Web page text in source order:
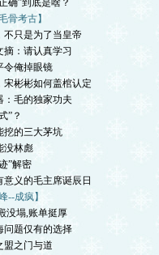
确”到底是啥？
骨考古】
不只是为了当皇帝
摘：请认真学习
令俺掉眼镜
宋彬彬如何盖棺认定
：毛的独家功夫
”？
挖的三大茅坑
没林彪
”解密
意义的毛主席诞辰日
--成疯】
没塌,账单挺厚
问题仅有的选择
盟之门与道